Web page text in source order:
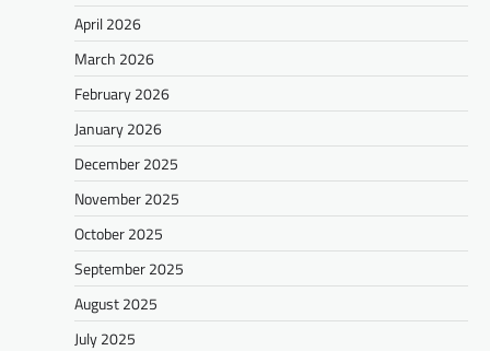
April 2026
March 2026
February 2026
January 2026
December 2025
November 2025
October 2025
September 2025
August 2025
July 2025